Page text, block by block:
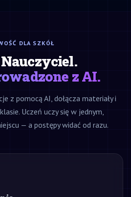
DLA SZKÓŁ
z AI.
z pomocą AI, dołącza materiały i
Uczeń uczy się w jednym,
— a postępy widać od razu.